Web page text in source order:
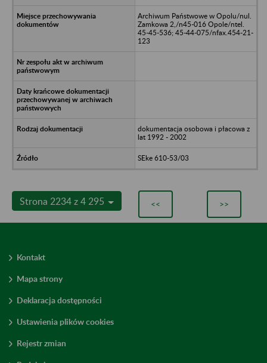
Archiwum Państwowe w Opolu/nul.
Zamkowa 2,/n45-016 Opole/ntel.
45-45-536; 45-44-075/nfax.454-21-
123
dokumentacja osobowa i płacowa z
lat 1992 - 2002
SEke 610-53/03
Strona 2234 z 4 295 << >>
Kontakt
Mapa strony
Deklaracja dostępności
Ustawienia plików cookies
Rejestr zmian